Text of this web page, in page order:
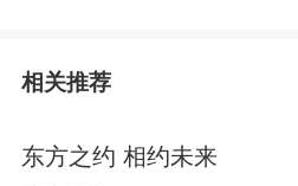
洲，76张赞成票中有26
兄弟的情谊，中国人
全球化大潮里、在大灾
相关推荐
东方之约 相约未来